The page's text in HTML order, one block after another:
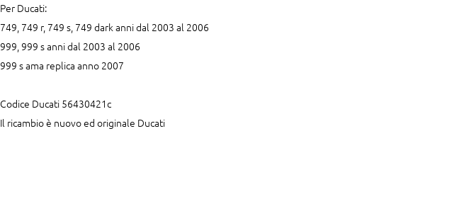
Per Ducati:
749, 749 r, 749 s, 749 dark anni dal 2003 al 2006
999, 999 s anni dal 2003 al 2006
999 s ama replica anno 2007
Codice Ducati 56430421c
Il ricambio è nuovo ed originale Ducati